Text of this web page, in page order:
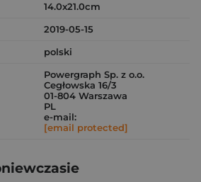
14.0x21.0cm
2019-05-15
polski
Powergraph Sp. z o.o.
Cegłowska 16/3
01-804 Warszawa
PL
e-mail:
[email protected]